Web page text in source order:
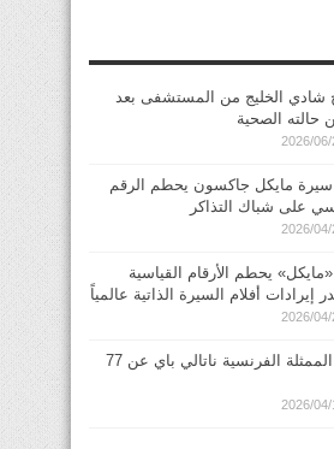
شادي الخليج من المستشفى بعد
حالته الصحية
2026/06/
سيرة مايكل جاكسون يحطم الرقم
على شباك التذاكر
2026/04/
يحطم الأرقام القياسية
إيرادات أفلام السيرة الذاتية عالمياً
2026/04/
وفاة الممثلة الفرنسية ناتالي باي عن 77
2026/04/